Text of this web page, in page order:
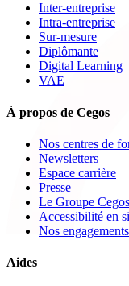
Inter-entreprise
Intra-entreprise
Sur-mesure
Diplômante
Digital Learning
VAE
À propos de Cegos
Nos centres de
Newsletters
Espace carrière
Presse
Le Groupe Cegos
Accessibilité en
Nos
Aides